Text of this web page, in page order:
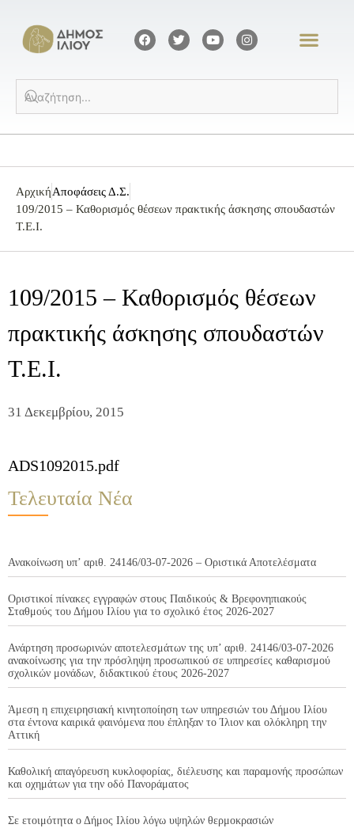
ΑρχικήΑποφάσεις Δ.Σ.
109/2015 – Καθορισμός θέσεων πρακτικής άσκησης σπουδαστών
Τ.Ε.Ι.
109/2015 – Καθορισμός θέσεων
πρακτικής άσκησης σπουδαστών
Τ.Ε.Ι.
31 Δεκεμβρίου, 2015
ADS1092015.pdf
Τελευταία Νέα
Ανακοίνωση υπ’ αριθ. 24146/03-07-2026 – Οριστικά Αποτελέσματα
Οριστικοί πίνακες εγγραφών στους Παιδικούς & Βρεφονηπιακούς
Σταθμούς του Δήμου Ιλίου για το σχολικό έτος 2026-2027
Ανάρτηση προσωρινών αποτελεσμάτων της υπ’ αριθ. 24146/03-07-2026
ανακοίνωσης για την πρόσληψη προσωπικού σε υπηρεσίες καθαρισμού
σχολικών μονάδων, διδακτικού έτους 2026-2027
Άμεση η επιχειρησιακή κινητοποίηση των υπηρεσιών του Δήμου Ιλίου
στα έντονα καιρικά φαινόμενα που έπληξαν το Ίλιον και ολόκληρη την
Αττική
Καθολική απαγόρευση κυκλοφορίας, διέλευσης και παραμονής προσώπων
και οχημάτων για την οδό Πανοράματος
Σε ετοιμότητα ο Δήμος Ιλίου λόγω υψηλών θερμοκρασιών